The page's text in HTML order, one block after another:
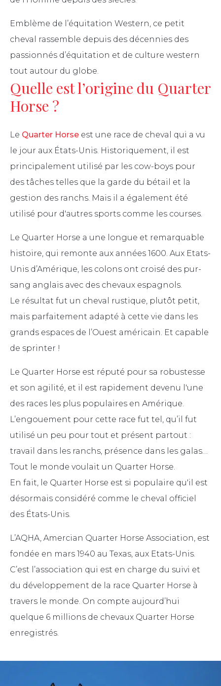
Randonner
Tenue
Breeders’ edition
Emblème de l’équitation Western, ce petit
cheval rassemble depuis des décennies des
passionnés d’équitation et de culture western
tout autour du globe.
Quelle est l’origine du Quarter
Horse ?
Le Quarter Horse est une race de cheval qui a vu
le jour aux États-Unis. Historiquement, il est
principalement utilisé par les cow-boys pour
des tâches telles que la garde du bétail et la
gestion des ranchs. Mais il a également été
utilisé pour d'autres sports comme les courses.
Le Quarter Horse a une longue et remarquable
histoire, qui remonte aux années 1600. Aux Etats-
Unis d’Amérique, les colons ont croisé des pur-
sang anglais avec des chevaux espagnols.
Le résultat fut un cheval rustique, plutôt petit,
mais parfaitement adapté à cette vie dans les
grands espaces de l’Ouest américain. Et capable
de sprinter !
Le Quarter Horse est réputé pour sa robustesse
et son agilité, et il est rapidement devenu l'une
des races les plus populaires en Amérique.
L’engouement pour cette race fut tel, qu’il fut
utilisé un peu pour tout et présent partout :
travail dans les ranchs, présence dans les galas…
Tout le monde voulait un Quarter Horse.
En fait, le Quarter Horse est si populaire qu'il est
désormais considéré comme le cheval officiel
des États-Unis.
L’AQHA, Amercian Quarter Horse Association, est
fondée en mars 1940 au Texas, aux Etats-Unis.
C’est l’association qui est en charge du suivi et
du développement de la race Quarter Horse à
travers le monde. On compte aujourd’hui
quelque 6 millions de chevaux Quarter Horse
enregistrés.